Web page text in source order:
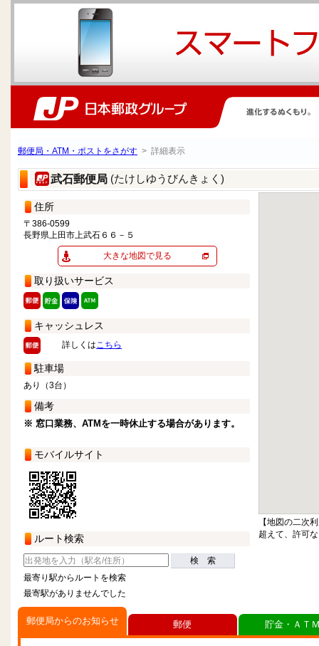
郵便局・ATM・ポストをさがす > 詳細表示
武石郵便局 (たけしゆうびんきょく)
住所
〒386-0599
長野県上田市上武石６６－５
大きな地図で見る
取り扱いサービス
キャッシュレス
詳しくはこちら
駐車場
あり（3台）
備考
※ 窓口業務、ATMを一時休止する場合があります。
モバイルサイト
ルート検索
検 索
最寄り駅からルートを検索
最寄駅がありませんでした
【地図の二次
超えて、許可
郵便局からのお知らせ 郵便 貯金・ＡＴ